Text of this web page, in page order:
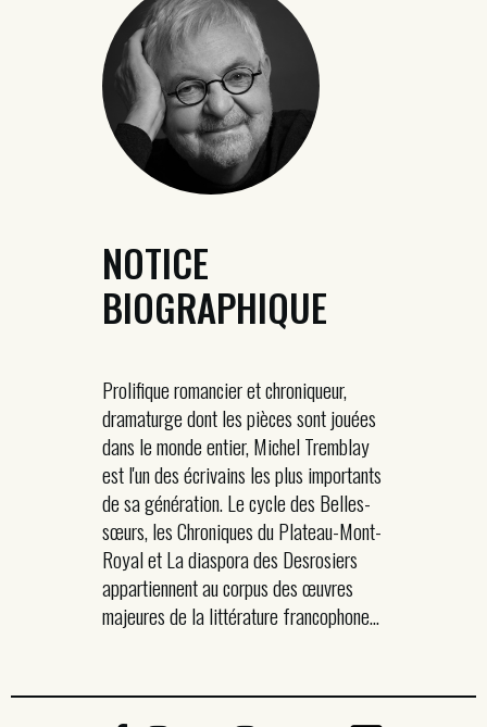
NOTICE
BIOGRAPHIQUE
Prolifique romancier et chroniqueur,
dramaturge dont les pièces sont jouées
dans le monde entier, Michel Tremblay
est l'un des écrivains les plus importants
de sa génération. Le cycle des Belles-
sœurs, les Chroniques du Plateau-Mont-
Royal et La diaspora des Desrosiers
appartiennent au corpus des œuvres
majeures de la littérature francophone...